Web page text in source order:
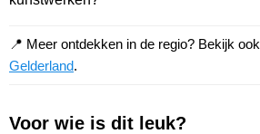
📍 Meer ontdekken in de regio? Bekijk ook
Gelderland.
Voor wie is dit leuk?